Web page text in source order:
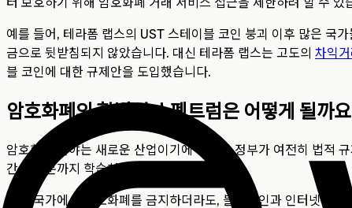
예를 들어, 테라폼 랩스의 UST 스테이블 코인 붕괴 이후 많은 국
금으로 뒷받침되지 않았습니다. 대신 테라폼 랩스는 고도의 차익거
블 코인에 대한 규제안을 도입했습니다.
암호화폐의 합법성 스펙트럼은 어떻게 될까
암호화폐 분야는 새로운 산업이기에 대부분 정부가 여전히 법적
간의 구분까지 학습하고 있는 단계입니다.
설령 국가에서 암호화폐를 금지하더라도, 블록체인과 인터넷 특